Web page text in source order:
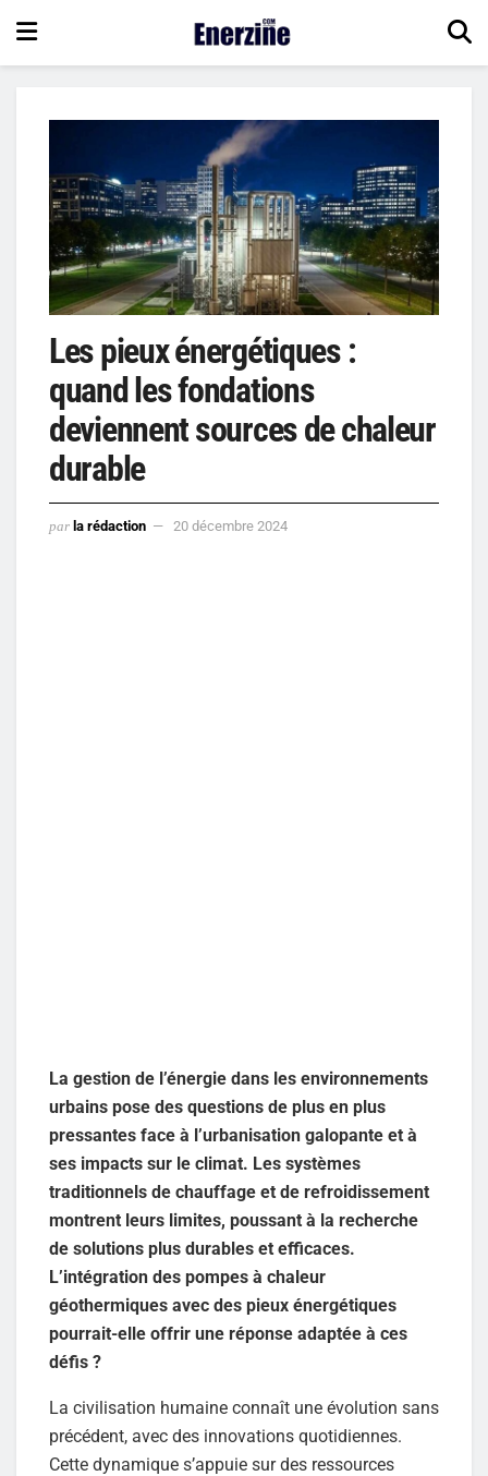
Les pieux énergétiques :
quand les fondations
deviennent sources de chaleur
durable
par la rédaction 20 décembre 2024
La gestion de l’énergie dans les environnements
urbains pose des questions de plus en plus
pressantes face à l’urbanisation galopante et à
ses impacts sur le climat. Les systèmes
traditionnels de chauffage et de refroidissement
montrent leurs limites, poussant à la recherche
de solutions plus durables et efficaces.
L’intégration des pompes à chaleur
géothermiques avec des pieux énergétiques
pourrait-elle offrir une réponse adaptée à ces
défis ?
La civilisation humaine connaît une évolution sans
précédent, avec des innovations quotidiennes.
Cette dynamique s’appuie sur des ressources